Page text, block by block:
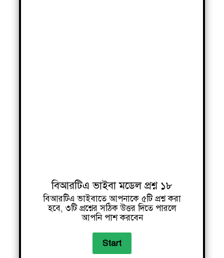
বিআরটিএ ভাইবা মডেল প্রশ্ন ১৮
বিআরটিএ ভাইবাতে আপনাকে ৫টি প্রশ্ন করা
হবে, ৩টি প্রশ্নের সঠিক উত্তর দিতে পারলে
আপনি পাশ করবেন